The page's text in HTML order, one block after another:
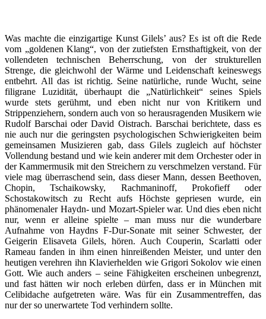
Was machte die einzigartige Kunst Gilels’ aus? Es ist oft die Rede
vom „goldenen Klang“, von der zutiefsten Ernsthaftigkeit, von der
vollendeten technischen Beherrschung, von der strukturellen
Strenge, die gleichwohl der Wärme und Leidenschaft keineswegs
entbehrt. All das ist richtig. Seine natürliche, runde Wucht, seine
filigrane Luzidität, überhaupt die „Natürlichkeit“ seines Spiels
wurde stets gerühmt, und eben nicht nur von Kritikern und
Strippenziehern, sondern auch von so herausragenden Musikern wie
Rudolf Barschai oder David Oistrach. Barschai berichtete, dass es
nie auch nur die geringsten psychologischen Schwierigkeiten beim
gemeinsamen Musizieren gab, dass Gilels zugleich auf höchster
Vollendung bestand und wie kein anderer mit dem Orchester oder in
der Kammermusik mit den Streichern zu verschmelzen verstand. Für
viele mag überraschend sein, dass dieser Mann, dessen Beethoven,
Chopin, Tschaikowsky, Rachmaninoff, Prokofieff oder
Schostakowitsch zu Recht aufs Höchste gepriesen wurde, ein
phänomenaler Haydn- und Mozart-Spieler war. Und dies eben nicht
nur, wenn er alleine spielte – man muss nur die wunderbare
Aufnahme von Haydns F-Dur-Sonate mit seiner Schwester, der
Geigerin Elisaveta Gilels, hören. Auch Couperin, Scarlatti oder
Rameau fanden in ihm einen hinreißenden Meister, und unter den
heutigen verehren ihn Klavierhelden wie Grigori Sokolov wie einen
Gott. Wie auch anders – seine Fähigkeiten erscheinen unbegrenzt,
und fast hätten wir noch erleben dürfen, dass er in München mit
Celibidache aufgetreten wäre. Was für ein Zusammentreffen, das
nur der so unerwartete Tod verhindern sollte.